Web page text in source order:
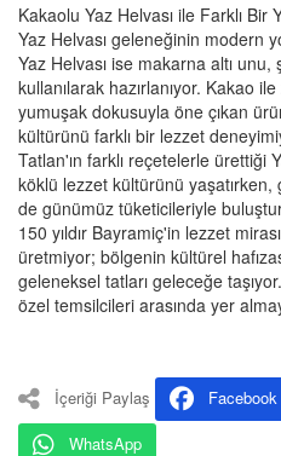
Kakaolu Yaz Helvası ile Farklı Bir
Yaz Helvası geleneğinin modern
Yaz Helvası ise makarna altı
kullanılarak hazırlanıyor. Kakao
yumuşak dokusuyla öne çıkan
kültürünü farklı bir lezzet
Tatlan'ın farklı reçetelerle ürettiği
köklü lezzet kültürünü
de günümüz tüketicileriyle
150 yıldır Bayramiç'in lezzet
üretmiyor; bölgenin kültürel
geleneksel tatları geleceğe
özel temsilcileri arasında yer
İçeriği Paylaş Facebook
WhatsApp